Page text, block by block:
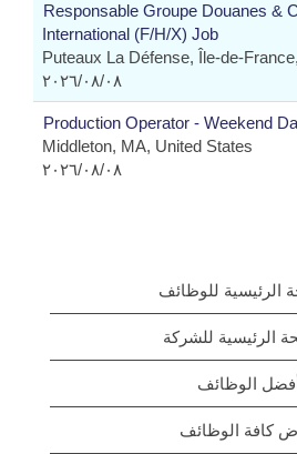
Responsable Groupe Douanes &
International (F/H/X) Job
Puteaux La Défense, Île-de-
٠٨‏/٠٨‏/٢٠٢٦
Production Operator - Weekend
Middleton, MA, United States
٠٨‏/٠٨‏/٢٠٢٦
الرئيسية للوظائف
الرئيسية للشركة
الوظائف
كافة الوظائف